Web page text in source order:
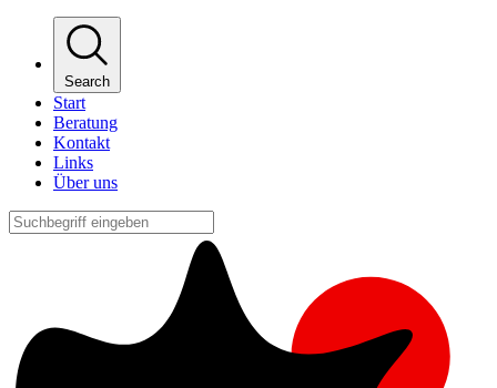
Search
Start
Beratung
Kontakt
Links
Über uns